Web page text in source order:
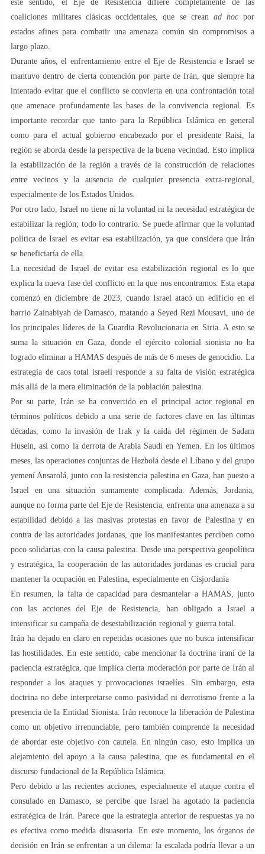
este sentido, el Eje de Resistencia difiere completamente de las
coaliciones militares clásicas occidentales, que se crean ad hocpor
estados afines para combatir una amenaza común sin compromisos a
largo plazo.
Durante años, el enfrentamiento entre el Eje de Resistencia e Israel se
mantuvo dentro de cierta contención por parte de Irán, que siempre ha
intentado evitar que el conflicto se convierta en una confrontación total
que amenace profundamente las bases de la convivencia regional. Es
importante recordar que tanto para la República Islámica en general
como para el actual gobierno encabezado por el presidente Raisi, la
región se aborda desde la perspectiva de la buena vecindad. Esto implica
la estabilización de la región a través de la construcción de relaciones
entre vecinos y la ausencia de cualquier presencia extra-regional,
especialmente de los Estados Unidos.
Por otro lado, Israel no tiene ni la voluntad ni la necesidad estratégica de
estabilizar la región; todo lo contrario. Se puede afirmar que la voluntad
política de Israel es evitar esa estabilización, ya que considera que Irán
se beneficiaría de ella.
La necesidad de Israel de evitar esa estabilización regional es lo que
explica la nueva fase del conflicto en la que nos encontramos. Esta etapa
comenzó en diciembre de 2023, cuando Israel atacó un edificio en el
barrio Zainabiyah de Damasco, matando a Seyed Rezi Mousavi, uno de
los principales líderes de la Guardia Revolucionaria en Siria. A esto se
suma la situación en Gaza, donde el ejército colonial sionista no ha
logrado eliminar a HAMAS después de más de 6 meses de genocidio. La
estrategia de caos total israelí responde a su falta de visión estratégica
más allá de la mera eliminación de la población palestina.
Por su parte, Irán se ha convertido en el principal actor regional en
términos políticos debido a una serie de factores clave en las últimas
décadas, como la invasión de Irak y la caída del régimen de Sadam
Husein, así como la derrota de Arabia Saudí en Yemen. En los últimos
meses, las operaciones conjuntas de Hezbolá desde el Líbano y del grupo
yemení Ansarolá, junto con la resistencia palestina en Gaza, han puesto a
Israel en una situación sumamente complicada. Además, Jordania,
aunque no forma parte del Eje de Resistencia, enfrenta una amenaza a su
estabilidad debido a las masivas protestas en favor de Palestina y en
contra de las autoridades jordanas, que los manifestantes perciben como
poco solidarias con la causa palestina. Desde una perspectiva geopolítica
y estratégica, la cooperación de las autoridades jordanas es crucial para
mantener la ocupación en Palestina, especialmente en Cisjordania
En resumen, la falta de capacidad para desmantelar a HAMAS, junto
con las acciones del Eje de Resistencia, han obligado a Israel a
intensificar su campaña de desestabilización regional y guerra total.
Irán ha dejado en claro en repetidas ocasiones que no busca intensificar
las hostilidades. En este sentido, cabe mencionar la doctrina iraní de la
paciencia estratégica, que implica cierta moderación por parte de Irán al
responder a los ataques y provocaciones israelíes. Sin embargo, esta
doctrina no debe interpretarse como pasividad ni derrotismo frente a la
presencia de la Entidad Sionista. Irán reconoce la liberación de Palestina
como un objetivo irrenunciable, pero también comprende la necesidad
de abordar este objetivo con cautela. En ningún caso, esto implica un
alejamiento del apoyo a la causa palestina, que es fundamental en el
discurso fundacional de la República Islámica.
Pero debido a las recientes acciones, especialmente el ataque contra el
consulado en Damasco, se percibe que Israel ha agotado la paciencia
estratégica de Irán. Parece que la estrategia anterior de respuestas ya no
es efectiva como medida disuasoria. En este momento, los órganos de
decisión en Irán se enfrentan a un dilema: la escalada podría llevar a un